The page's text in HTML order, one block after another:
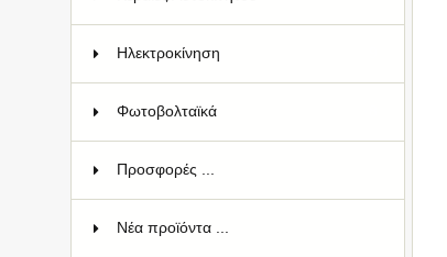
Ηλεκτροκίνηση
Φωτοβολταϊκά
Προσφορές ...
Νέα προϊόντα ...